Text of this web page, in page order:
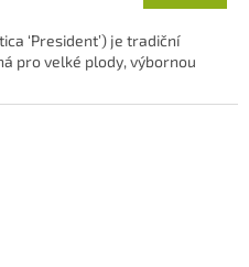
‘President’) je tradiční
pro velké plody, výbornou